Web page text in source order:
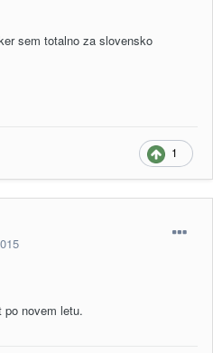
sem totalno za slovensko
1
po novem letu.